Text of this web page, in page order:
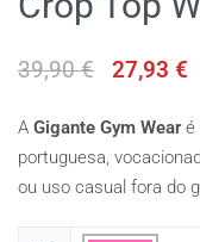
39,90€ 27,93 €
A Gigante Gym Wearé
portuguesa,
ou uso casual fora do